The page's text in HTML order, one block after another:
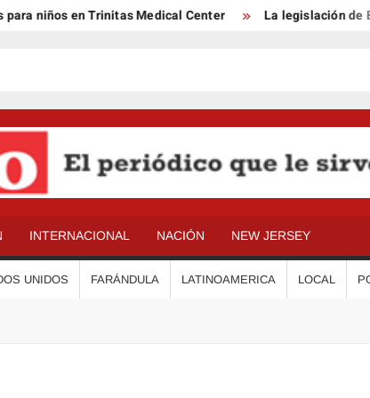
niños en Trinitas Medical Center La legislación de
INTERNACIONAL NACIÓN NEW JERSEY
UNIDOS FARÁNDULA LATINOAMERICA LOCAL